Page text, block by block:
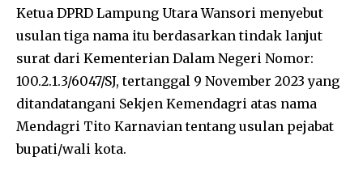
Ketua DPRD Lampung Utara Wansori menyebut
usulan tiga nama itu berdasarkan tindak lanjut
surat dari Kementerian Dalam Negeri Nomor:
100.2.1.3/6047/SJ, tertanggal 9 November 2023 yang
ditandatangani Sekjen Kemendagri atas nama
Mendagri Tito Karnavian tentang usulan pejabat
bupati/wali kota.